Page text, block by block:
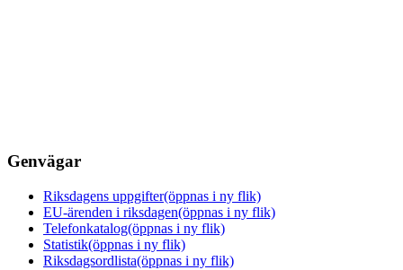
Genvägar
Riksdagens uppgifter(öppnas i ny flik)
EU-ärenden i riksdagen(öppnas i ny flik)
Telefonkatalog(öppnas i ny flik)
Statistik(öppnas i ny flik)
Riksdagsordlista(öppnas i ny flik)